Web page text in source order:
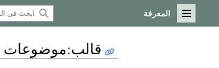
القائمة الرئيسية
المعرفة
قالب:موضوعات